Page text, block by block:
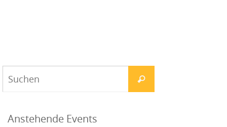
Anstehende Events